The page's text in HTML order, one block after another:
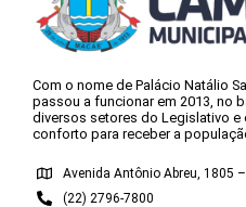
Com o nome de Palácio Natálio
passou a funcionar em 2013, no
diversos setores do Legislativo e
conforto para receber a
Avenida Antônio Abreu, 1805
(22) 2796-7800